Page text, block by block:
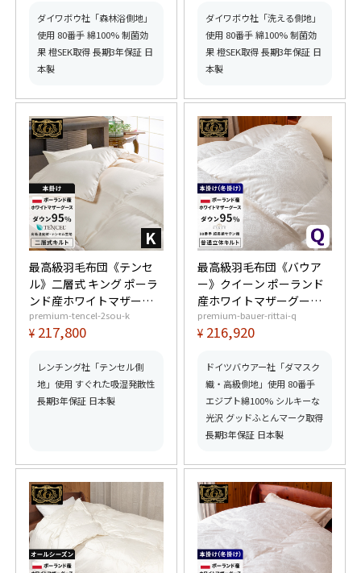
取得】【グッドふとんマ
ーク取得】
ダイワボウ社「森林浴側地」
使用 80番手 綿100% 制菌効
果 橙SEK取得 長期3年保証 日
本製
取得】【グッドふとんマ
ーク取得】
ダイワボウ社「洗える側地」
使用 80番手 綿100% 制菌効
果 橙SEK取得 長期3年保証 日
本製
最高級羽毛布団《テンセ
ル》二層式 キング ポーラ
ンド産ホワイトマザーグ
ースダウン95% (440dp以
上) 羽毛量2.2kg 【6つ星
得】【グッドふとんマー
ク取得】
premium-tencel-2sou-k
¥ 217,800
レンチング社「テンセル側
地」使用 すぐれた吸湿発散性
長期3年保証 日本製
最高級羽毛布団《バウア
ー》クイーン ポーランド
産ホワイトマザーグース
ダウン95% (440dp以上)
羽毛量1.9kg 【6つ星プレ
【グッドふとんマーク取
得】
premium-bauer-rittai-q
¥ 216,920
ドイツバウアー社「ダマスク
織・高級側地」使用 80番手
エジプト綿100% シルキーな
光沢 グッドふとんマーク取得
長期3年保証 日本製